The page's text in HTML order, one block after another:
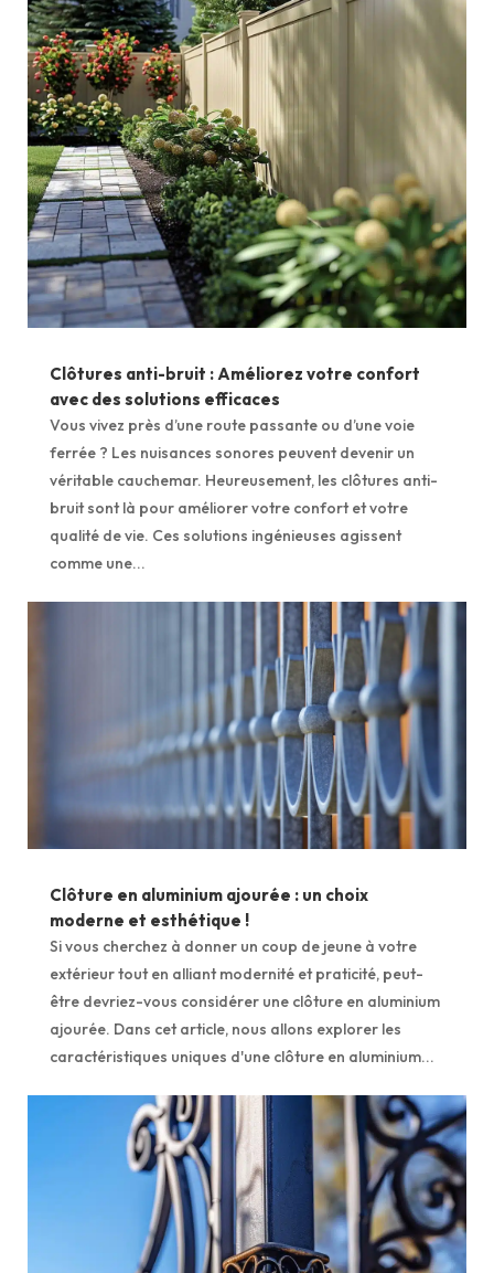
Clôtures anti-bruit : Améliorez votre confort
avec des solutions efficaces
Vous vivez près d’une route passante ou d’une voie
ferrée ? Les nuisances sonores peuvent devenir un
véritable cauchemar. Heureusement, les clôtures anti-
bruit sont là pour améliorer votre confort et votre
qualité de vie. Ces solutions ingénieuses agissent
comme une...
Clôture en aluminium ajourée : un choix
moderne et esthétique !
Si vous cherchez à donner un coup de jeune à votre
extérieur tout en alliant modernité et praticité, peut-
être devriez-vous considérer une clôture en aluminium
ajourée. Dans cet article, nous allons explorer les
caractéristiques uniques d'une clôture en aluminium...